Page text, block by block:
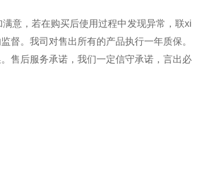
意，若在购买后使用过程中发现异常，联xi
督。我司对售出所有的产品执行一年质保。
售后服务承诺，我们一定信守承诺，言出必